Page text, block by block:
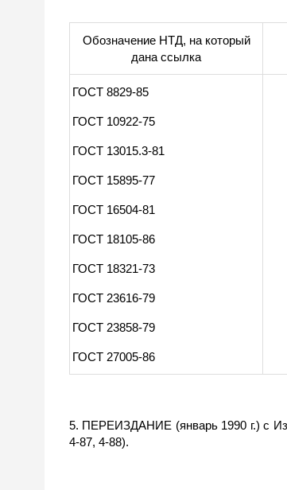
Обозначение НТД, на который
дана ссылка
ГОСТ 8829-85
ГОСТ 10922-75
ГОСТ 13015.3-81
ГОСТ 15895-77
ГОСТ 16504-81
ГОСТ 18105-86
ГОСТ 18321-73
ГОСТ 23616-79
ГОСТ 23858-79
ГОСТ 27005-86
5. ПЕРЕИЗДАНИЕ (январь 1990 г.) с
4-87, 4-88).